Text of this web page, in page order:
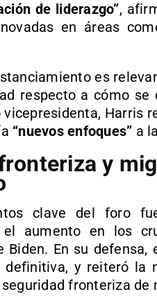
de liderazgo”,
en áreas
es
respecto a cómo se
Harris
“nuevos enfoques” a
y
clave del foro
el aumento en los
Biden. En su
definitiva, y reiteró la
fronteriza de